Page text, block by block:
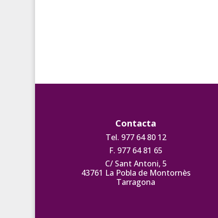
Contacta
Tel. 977 64 80 12
F. 977 64 81 65
C/ Sant Antoni, 5
43761 La Pobla de Montornès
Tarragona